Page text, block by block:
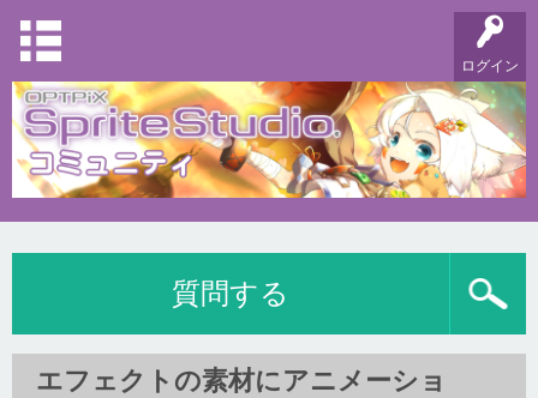
ログイン
質問する
エフェクトの素材にアニメーショ